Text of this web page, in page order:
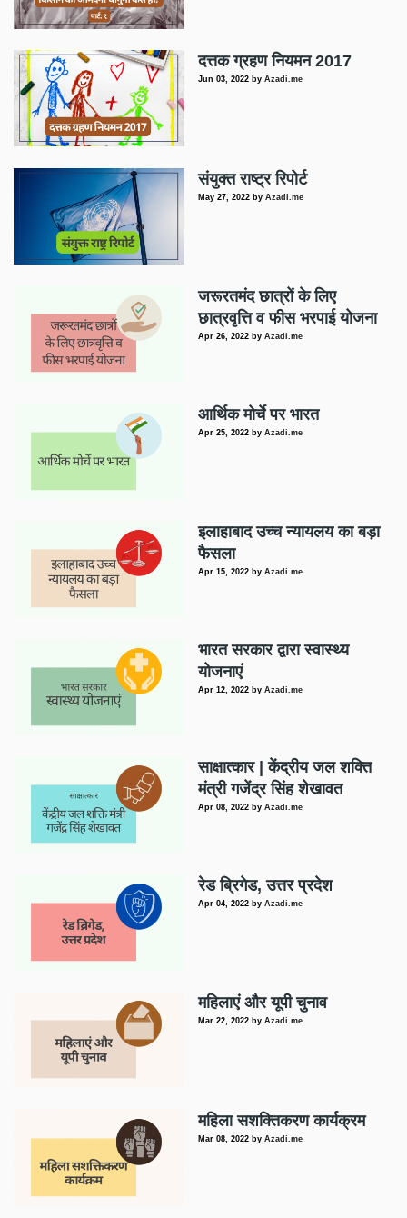
दत्तक ग्रहण नियमन 2017
Jun 03, 2022 byAzadi.me
संयुक्त राष्ट्र रिपोर्ट
May 27, 2022 byAzadi.me
जरूरतमंद छात्रों के लिए
छात्रवृत्ति व फीस भरपाई योजना
Apr 26, 2022 byAzadi.me
आर्थिक मोर्चे पर भारत
Apr 25, 2022 byAzadi.me
इलाहाबाद उच्च न्यायलय का बड़ा
फैसला
Apr 15, 2022 byAzadi.me
भारत सरकार द्वारा स्वास्थ्य
योजनाएं
Apr 12, 2022 byAzadi.me
साक्षात्कार | केंद्रीय जल शक्ति
मंत्री गजेंद्र सिंह शेखावत
Apr 08, 2022 byAzadi.me
रेड ब्रिगेड, उत्तर प्रदेश
Apr 04, 2022 byAzadi.me
महिलाएं और यूपी चुनाव
Mar 22, 2022 byAzadi.me
महिला सशक्तिकरण कार्यक्रम
Mar 08, 2022 byAzadi.me